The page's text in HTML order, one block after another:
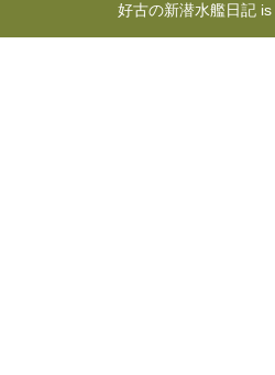
好古の新潜水艦日記